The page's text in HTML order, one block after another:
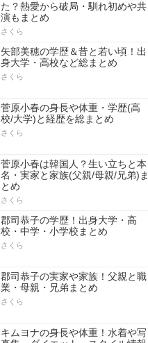
た？熱愛から破局・馴れ初めや共
演もまとめ
さくら
矢部美穂の学歴＆昔と若い頃！出
身大学・高校など総まとめ
さくら
菅原小春の身長や体重・学歴(高
校/大学)と経歴を総まとめ
さくら
菅原小春は韓国人？生い立ちと本
名・実家と家族(父親/母親/兄弟)ま
とめ
さくら
郡司恭子の学歴！出身大学・高
校・中学・小学校まとめ
さくら
郡司恭子の実家や家族！父親と職
業・母親・兄弟まとめ
さくら
キムヨナの身長や体重！水着や写